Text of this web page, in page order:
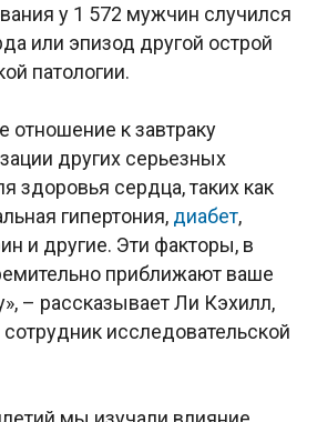
у 1 572 мужчин случился
или эпизод другой острой
патологии.
отношение к завтраку
других серьезных
здоровья сердца, таких как
гипертония, диабет,
и другие. Эти факторы, в
приближают ваше
– рассказывает Ли Кэхилл,
исследовательской